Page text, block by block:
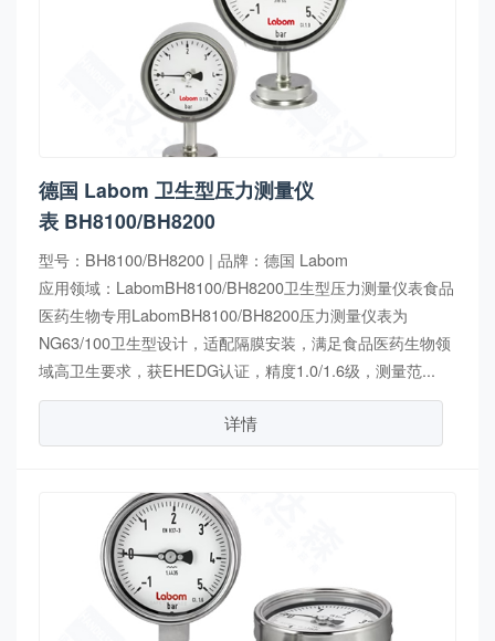
德国 Labom 卫生型压力测量仪
表 BH8100/BH8200
型号：BH8100/BH8200 | 品牌：德国 Labom
应用领域：LabomBH8100/BH8200卫生型压力测量仪表食品
医药生物专用LabomBH8100/BH8200压力测量仪表为
NG63/100卫生型设计，适配隔膜安装，满足食品医药生物领
域高卫生要求，获EHEDG认证，精度1.0/1.6级，测量范...
详情